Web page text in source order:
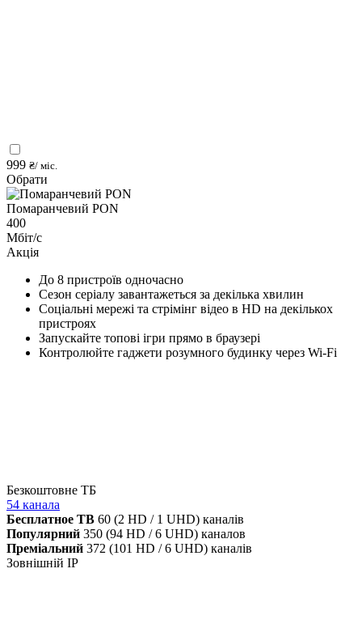
999 ₴/ міс.
Обрати
Помаранчевий PON
400
Мбіт/с
Акція
До 8 пристроїв одночасно
Сезон серіалу завантажеться за декілька хвилин
Соціальні мережі та стрімінг відео в HD на декількох
пристроях
Запускайте топові ігри прямо в браузері
Контролюйте гаджети розумного будинку через Wi-Fi
Безкоштовне ТБ
54 канала
Бесплатное ТВ 60 (2 HD / 1 UHD) каналів
Популярний 350 (94 HD / 6 UHD) каналов
Преміальний 372 (101 HD / 6 UHD) каналів
Зовнішній IP